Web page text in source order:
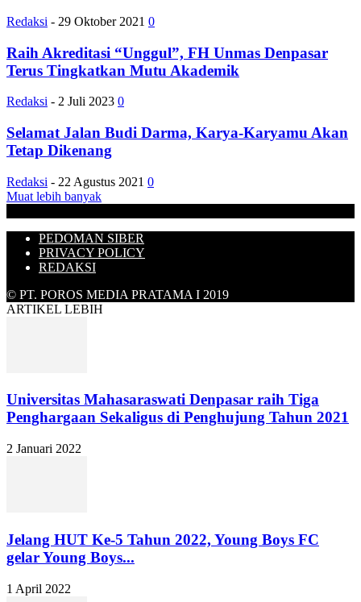
Redaksi - 29 Oktober 2021 0
Raih Akreditasi “Unggul”, FH Unmas Denpasar
Terus Tingkatkan Mutu Akademik
Redaksi - 2 Juli 2023 0
Selamat Jalan Budi Darma, Karya-Karyamu Akan
Tetap Dikenang
Redaksi - 22 Agustus 2021 0
Muat lebih banyak
PEDOMAN SIBER
PRIVACY POLICY
REDAKSI
© PT. POROS MEDIA PRATAMA I 2019
ARTIKEL LEBIH
Universitas Mahasaraswati Denpasar raih Tiga
Penghargaan Sekaligus di Penghujung Tahun 2021
2 Januari 2022
Jelang HUT Ke-5 Tahun 2022, Young Boys FC
gelar Young Boys...
1 April 2022